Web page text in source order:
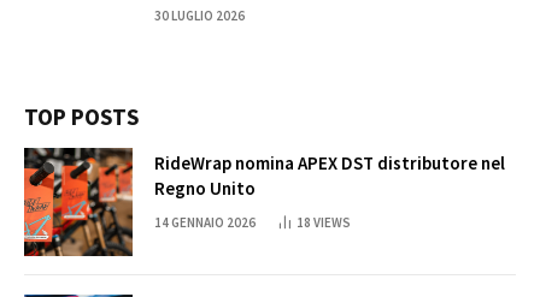
30 LUGLIO 2026
TOP POSTS
RideWrap nomina APEX DST distributore nel
Regno Unito
14 GENNAIO 2026 18 VIEWS